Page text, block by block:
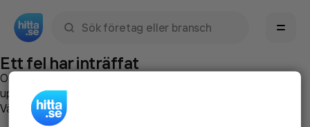
Ett fel har inträffat
Om du vill kan du
uppstod så att vi lättare och snabbare kan avhjälpa det.
Vänligen försök med följande: